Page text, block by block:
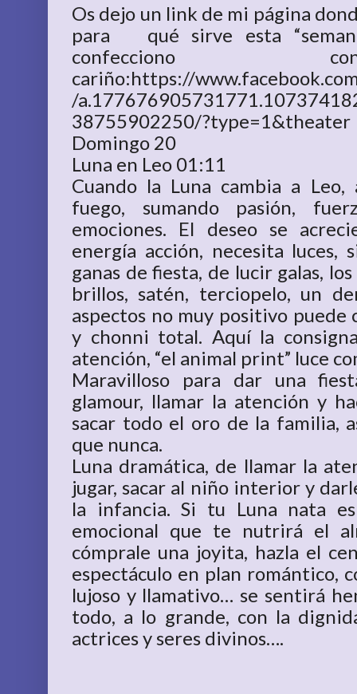
Os dejo un link de mi página
para qué sirve esta
confecciono
cariño:https://
/
38755902250/?type=1&theater
Domingo 20
Luna en Leo 01:11
Cuando la Luna cambia a
fuego, sumando pasión,
emociones. El deseo se
energía acción, necesita luces,
ganas de fiesta, de lucir galas,
brillos, satén, terciopelo, un
aspectos no muy positivo puede
y chonni total. Aquí la
atención, “el animal print” luce
Maravilloso para dar una
glamour, llamar la atención y
sacar todo el oro de la familia,
que nunca.
Luna dramática, de llamar la
jugar, sacar al niño interior y
la infancia. Si tu Luna nata
emocional que te nutrirá el
cómprale una joyita, hazla el
espectáculo en plan romántico,
lujoso y llamativo… se sentirá
todo, a lo grande, con la
actrices y seres divinos….